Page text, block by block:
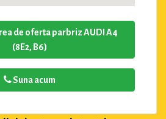
de oferta parbriz AUDI A4
(8E2, B6)
Suna acum